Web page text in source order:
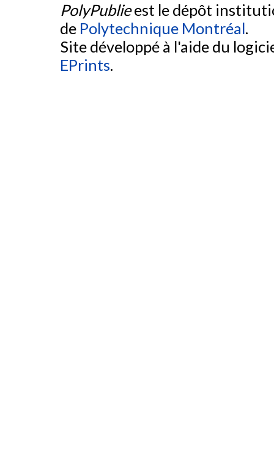
PolyPublieest le dépôt
de Polytechnique Montréal.
Site développé à l'aide du
EPrints.